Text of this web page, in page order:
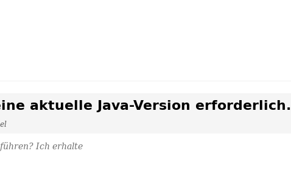
aktuelle Java-Version erforderlich.
Ich erhalte